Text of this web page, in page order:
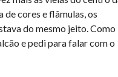
cores e flâmulas, os
do mesmo jeito. Como
e pedi para falar com o